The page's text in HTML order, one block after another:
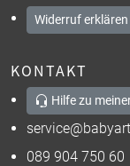
Widerruf erklären
KONTAKT
Hilfe zu
089 904 750 60